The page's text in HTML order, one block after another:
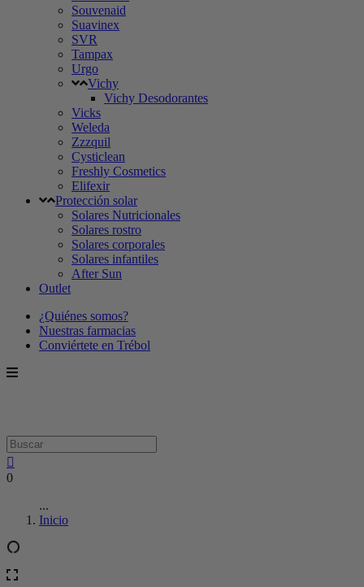
Souvenaid
Suavinex
SVR
Tampax
Urgo
Vichy
Vichy Desodorantes
Vicks
Weleda
Zzzquil
Cysticlean
Freshly Cosmetics
Elifexir
Protección solar
Solares Nutricionales
Solares rostro
Solares corporales
Solares infantiles
After Sun
Outlet
¿Quiénes somos?
Nuestras farmacias
Conviértete en Trébol
0
...
Inicio